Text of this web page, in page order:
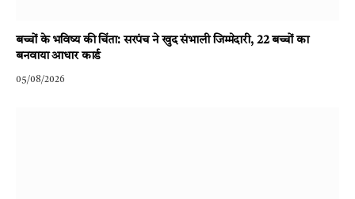
बच्चों के भविष्य की चिंता: सरपंच ने खुद संभाली जिम्मेदारी, 22 बच्चों का
बनवाया आधार कार्ड
05/08/2026